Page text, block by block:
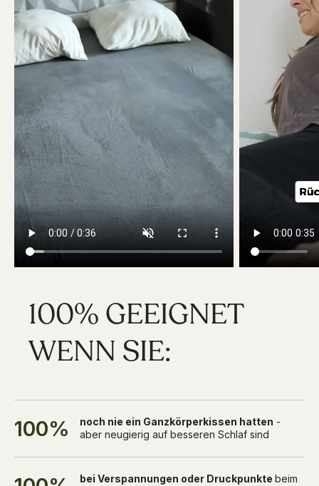
100% GEEIGNET
WENN SIE:
100% noch nie ein Ganzkörperkissen hatten -
aber neugierig auf besseren Schlaf sind
bei Verspannungen oder Druckpunkte beim